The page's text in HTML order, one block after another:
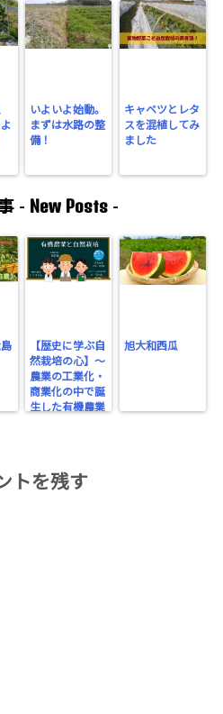
いよいよ始動。
まずは水路の整
備！
キャベツとレタ
スを混植してみ
ました
- New Posts -
【歴史に学ぶ自
然栽培の心】～
農業の工業化・
商業化の中で誕
生した有機農業
旭大和西瓜
トを残す